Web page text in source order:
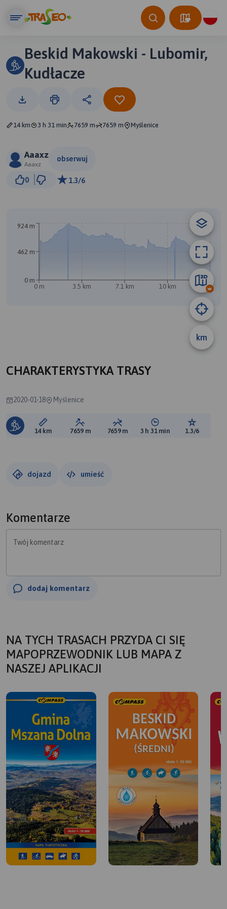
Beskid Makowski - Lubomir,
Kudłacze
14 km 3 h 31 min 7659 m 7659 m Myślenice
Aaaxz
Aaaxz
obserwuj
0 1.3/6
A
km
0 m 3.5 km 7.1 km 10 km 14 km
0 m
462 m
924 m
CHARAKTERYSTYKA TRASY
2020-01-18 Myślenice
Długość trasy:
14 km Suma przewyższeń:
7659 m Suma spadków:
7659 m Średni czas potrzebny
3 h 31 min Ocena
1.3/6
dojazd umieść
Komentarze
Twój komentarz
dodaj komentarz
NA TYCH TRASACH PRZYDA CI SIĘ
MAPOPRZEWODNIK LUB MAPA Z
NASZEJ APLIKACJI